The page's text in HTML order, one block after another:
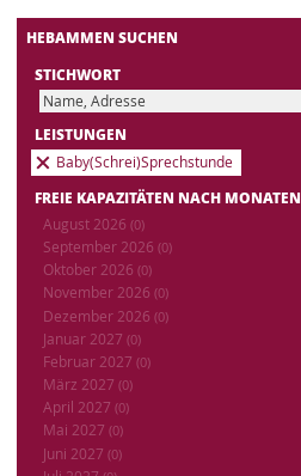
HEBAMMEN SUCHEN
STICHWORT
LEISTUNGEN
Baby(Schrei)Sprechstunde
FREIE KAPAZITÄTEN NACH MONATEN
August 2026 (0)
September 2026 (0)
Oktober 2026 (0)
November 2026 (0)
Dezember 2026 (0)
Januar 2027 (0)
Februar 2027 (0)
März 2027 (0)
April 2027 (0)
Mai 2027 (0)
Juni 2027 (0)